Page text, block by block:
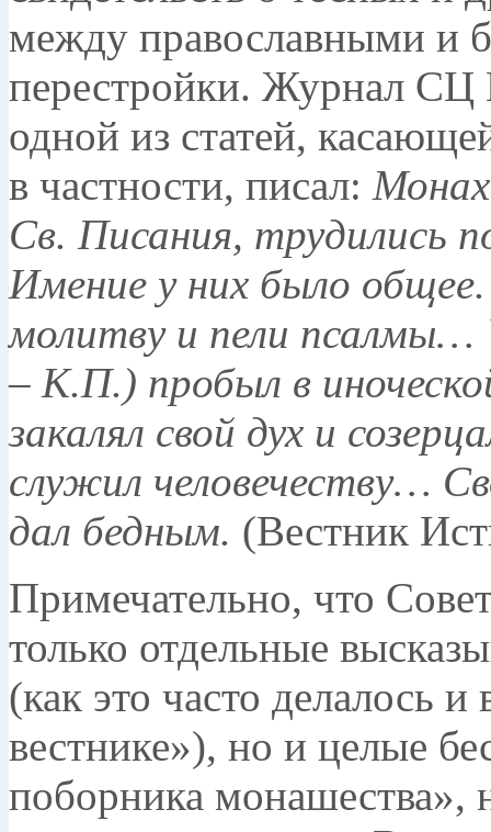
между православными и
перестройки. Журнал
одной из статей,
в частности, писал:
Св. Писания, трудились
Имение у них было
молитву и пели
– К.П.) пробыл в
за­калял свой дух и
служил человече­ству…
дал бедным. (Ве­стник
Примечательно, что
только отдельные
(как это часто делалось
вестнике»), но и целые
поборника